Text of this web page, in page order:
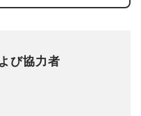
び協力者